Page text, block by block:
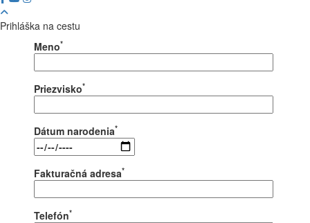
Prihláška na cestu
Meno*
Priezvisko*
Dátum narodenia*
Fakturačná adresa*
Telefón*